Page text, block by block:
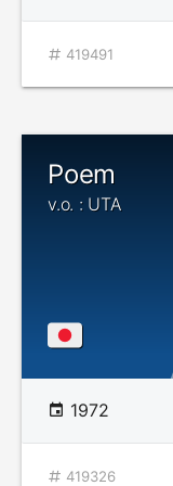
419491
Poem
v.o. : UTA
1972
419326